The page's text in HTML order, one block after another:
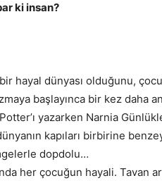
ki insan?
hayal dünyası olduğunu,
başlayınca bir kez daha
yazarken Narnia
kapıları birbirine
dopdolu…
her çocuğun hayali. Tavan